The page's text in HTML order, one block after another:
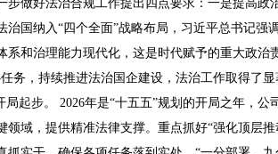
好法治合规工作提出四点要求：一是提高政
国纳入“四个全面”战略布局，习近平总书记
系和治理能力现代化，这是时代赋予的重大政
务，持续推进法治国企建设，法治工作取得了
局起步。 2026年是“十五五”规划的开局之年，
领域，提供精准法律支撑。重点抓好“强化顶层